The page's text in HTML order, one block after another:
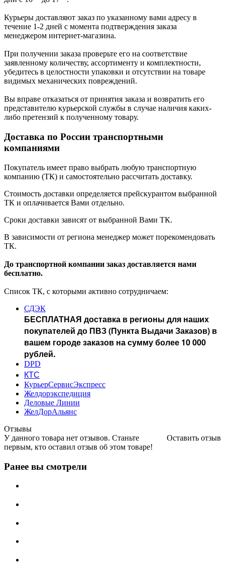
Курьеры доставляют заказ по указанному вами адресу в
течение 1-2 дней с момента подтверждения заказа
менеджером интернет-магазина.
При получении заказа проверьте его на соответствие
заявленному количеству, ассортименту и комплектности,
убедитесь в целостности упаковки и отсутствии на товаре
видимых механических повреждений.
Вы вправе отказаться от принятия заказа и возвратить его
представителю курьерской службы в случае наличия каких-
либо претензий к полученному товару.
Доставка по России транспортными
компаниями
Покупатель имеет право выбрать любую транспортную
компанию (ТК) и самостоятельно рассчитать доставку.
Стоимость доставки определяется прейскурантом выбранной
ТК и оплачивается Вами отдельно.
Сроки доставки зависят от выбранной Вами ТК.
В зависимости от региона менеджер может порекомендовать
ТК.
До транспортной компании заказ доставляется нами
бесплатно.
Список ТК, с которыми активно сотрудничаем:
СДЭК
БЕСПЛАТНАЯ доставка в регионы для наших
покупателей до ПВЗ (Пункта Выдачи Заказов) в
вашем городе заказов на сумму более 10 000
рублей.
DPD
КТС
КурьерСервисЭкспресс
Желдорэкспедиция
Деловые Линии
ЖелДорАльянс
Отзывы
Оставить отзыв
У данного товара нет отзывов. Станьте
первым, кто оставил отзыв об этом товаре!
Ранее вы смотрели